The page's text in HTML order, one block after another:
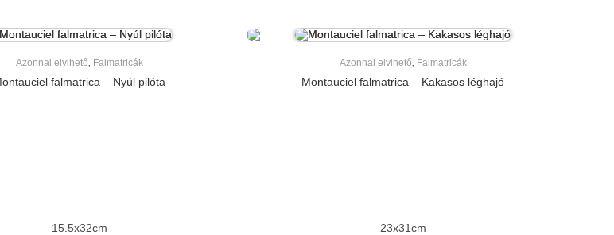
Azonnal elvihető, Falmatricák
falmatrica – Nyúl pilóta
15.5x32cm
Azonnal elvihető, Falmatricák
Montauciel falmatrica – Kakasos léghajó
23x31cm